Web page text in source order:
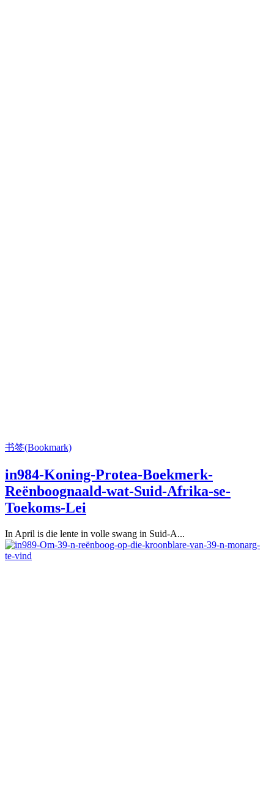
书签(Bookmark)
in984-Koning-Protea-Boekmerk-
Reënboognaald-wat-Suid-Afrika-se-
Toekoms-Lei
In April is die lente in volle swang in Suid-A...